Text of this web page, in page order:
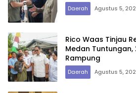
Daerah Agustus 5,
Rico Waas Tinjau
Medan Tuntungan,
Rampung
Daerah Agustus 5,